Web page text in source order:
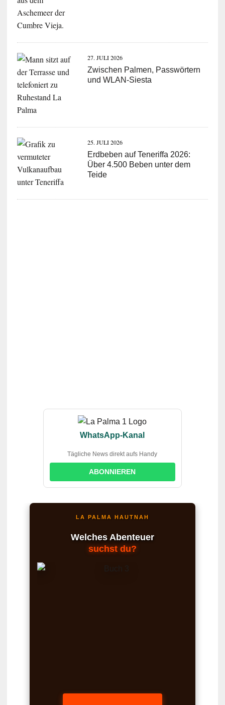
27. JULI 2026
Zwischen Palmen, Passwörtern
und WLAN-Siesta
25. JULI 2026
Erdbeben auf Teneriffa 2026:
Über 4.500 Beben unter dem
Teide
WhatsApp-Kanal
Tägliche News direkt aufs Handy
ABONNIEREN
LA PALMA HAUTNAH
Welches Abenteuer
suchst du?